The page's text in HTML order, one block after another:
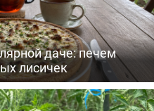
даче: печем
лисичек